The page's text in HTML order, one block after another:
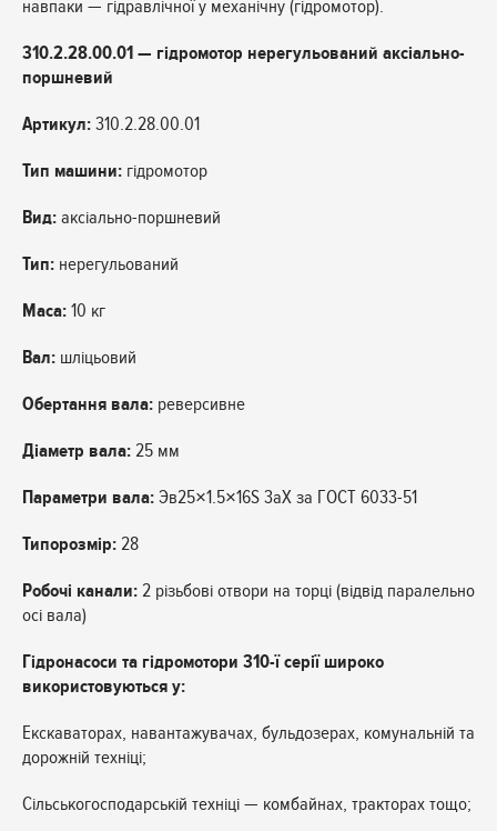
навпаки — гідравлічної у механічну (гідромотор).
310.2.28.00.01 — гідромотор нерегульований аксіально-
поршневий
Артикул: 310.2.28.00.01
Тип машини: гідромотор
Вид: аксіально-поршневий
Тип: нерегульований
Маса: 10 кг
Вал: шліцьовий
Обертання вала: реверсивне
Діаметр вала: 25 мм
Параметри вала: Эв25×1.5×16S 3aX за ГОСТ 6033-51
Типорозмір: 28
Робочі канали: 2 різьбові отвори на торці (відвід паралельно
осі вала)
Гідронасоси та гідромотори 310-ї серії широко
використовуються у:
Екскаваторах, навантажувачах, бульдозерах, комунальній та
дорожній техніці;
Сільськогосподарській техніці — комбайнах, тракторах тощо;